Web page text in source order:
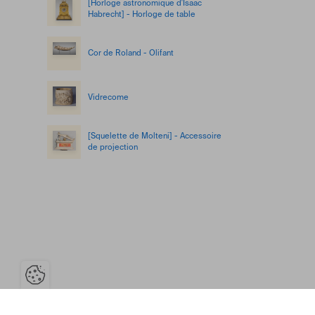
[Horloge astronomique d'Isaac
Habrecht] - Horloge de table
Cor de Roland - Olifant
Vidrecome
[Squelette de Molteni] - Accessoire
de projection
Ouvrir la barre de gestion des